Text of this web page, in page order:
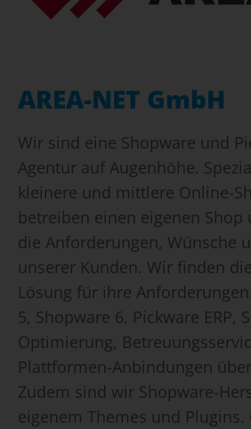
AREA-NET GmbH
Wir sind eine Shopware und
Agentur auf Augenhöhe.
kleinere und mittlere Online-
betreiben einen eigenen Shop
die Anforderungen, Wünsche
unserer Kunden. Wir finden
Lösung für ihre
5, Shopware 6, Pickware ERP,
Optimierung,
Plattformen-Anbindungen
Zudem sind wir Shopware-
eigenem Themes und Plugins.